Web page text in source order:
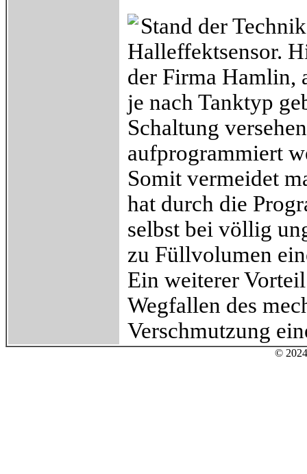
Stand der
Halleffektsensor.
der Firma Hamlin,
je nach Tanktyp
Schaltung
aufprogrammiert
Somit vermeidet
hat durch die
selbst bei völlig
zu Füllvolumen
Ein weiterer
Wegfallen des
Verschmutzung
©